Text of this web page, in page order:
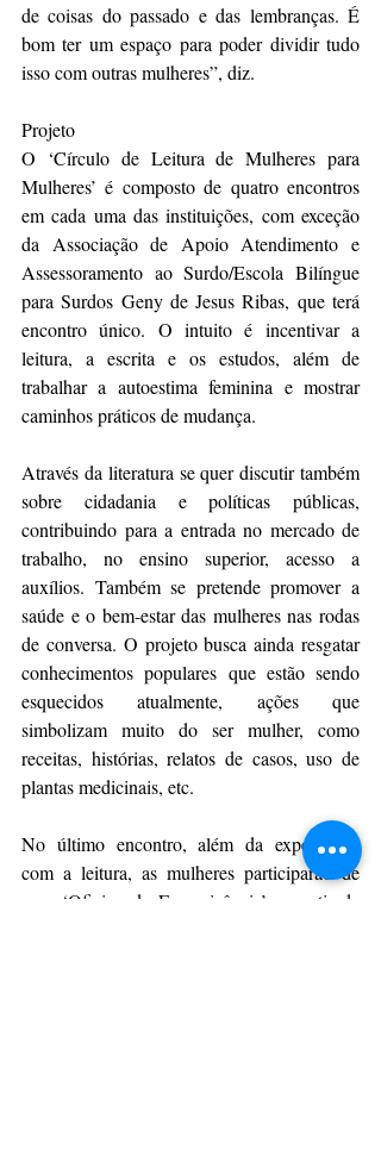
de coisas do passado e das lembranças. É
bom ter um espaço para poder dividir tudo
isso com outras mulheres”, diz.
Projeto
O ‘Círculo de Leitura de Mulheres para
Mulheres’ é composto de quatro encontros
em cada uma das instituições, com exceção
da Associação de Apoio Atendimento e
Assessoramento ao Surdo/Escola Bilíngue
para Surdos Geny de Jesus Ribas, que terá
encontro único. O intuito é incentivar a
leitura, a escrita e os estudos, além de
trabalhar a autoestima feminina e mostrar
caminhos práticos de mudança.
Através da literatura se quer discutir também
sobre cidadania e políticas públicas,
contribuindo para a entrada no mercado de
trabalho, no ensino superior, acesso a
auxílios. Também se pretende promover a
saúde e o bem-estar das mulheres nas rodas
de conversa. O projeto busca ainda resgatar
conhecimentos populares que estão sendo
esquecidos atualmente, ações que
simbolizam muito do ser mulher, como
receitas, histórias, relatos de casos, uso de
plantas medicinais, etc.
No último encontro, além da experiência
com a leitura, as mulheres participarão de
uma ‘Oficina de Escrevivência’, a partir da